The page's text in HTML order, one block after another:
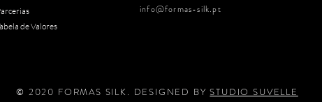
de Valores
info@formas-silk.pt
​© 2020 FORMAS SILK. DESIGNED BYSTUDIO SUVELLE